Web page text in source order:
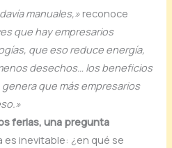
manuales,» reconoce
que hay empresarios
que eso reduce energía,
desechos… los beneficios
que más empresarios
ferias, una pregunta
es inevitable: ¿en qué se